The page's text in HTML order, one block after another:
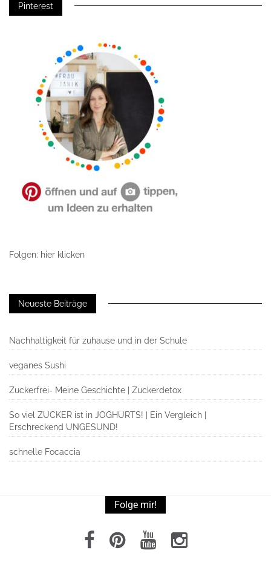
Pinterest
Folgen: hier klicken
Neueste Beiträge
Nachhaltigkeit für zuhause und in der Schule
veganes Sushi
Zuckerfrei- Meine Geschichte | Zuckerdetox
So viel ZUCKER ist in JOGHURTS! | Ein Vergleich |
Erschreckend UNGESUND!
schnelle Focaccia
Folge mir!